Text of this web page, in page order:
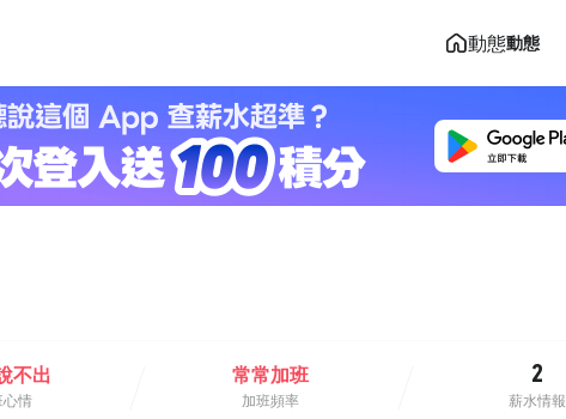
動態動態
不出
心情
常常加班
加班頻率
2
薪水情報